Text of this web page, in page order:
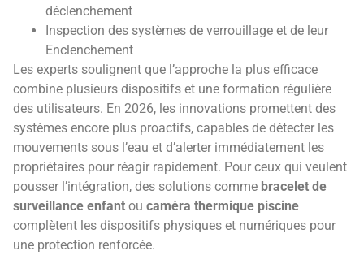
déclenchement
Inspection des systèmes de verrouillage et de leur
Enclenchement
Les experts soulignent que l’approche la plus efficace
combine plusieurs dispositifs et une formation régulière
des utilisateurs. En 2026, les innovations promettent des
systèmes encore plus proactifs, capables de détecter les
mouvements sous l’eau et d’alerter immédiatement les
propriétaires pour réagir rapidement. Pour ceux qui veulent
pousser l’intégration, des solutions comme bracelet de
surveillance enfant ou caméra thermique piscine
complètent les dispositifs physiques et numériques pour
une protection renforcée.